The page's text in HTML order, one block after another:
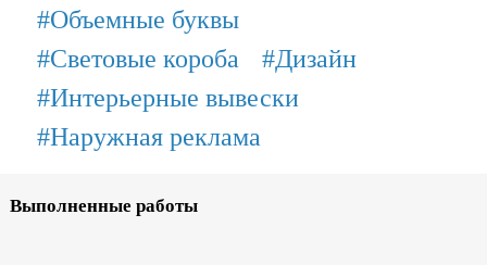
#Объемные буквы
#Световые короба
#Дизайн
#Интерьерные вывески
#Наружная реклама
Выполненные работы